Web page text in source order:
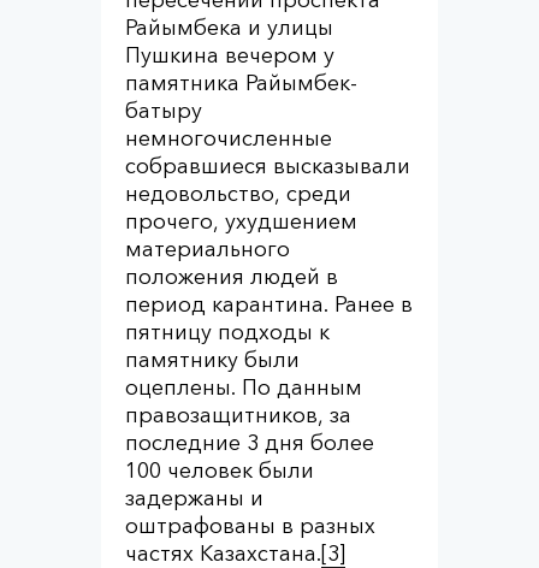
Райымбека и улицы
Пушкина вечером у
памятника Райымбек-
батыру
немногочисленные
собравшиеся высказывали
недовольство, среди
прочего, ухудшением
материального
положения людей в
период карантина. Ранее в
пятницу подходы к
памятнику были
оцеплены. По данным
правозащитников, за
последние 3 дня более
100 человек были
задержаны и
оштрафованы в разных
частях Казахстана.[3]